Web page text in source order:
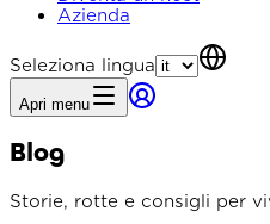
Azienda
Seleziona lingua
Apri menu
Blog
Storie, rotte e consigli per